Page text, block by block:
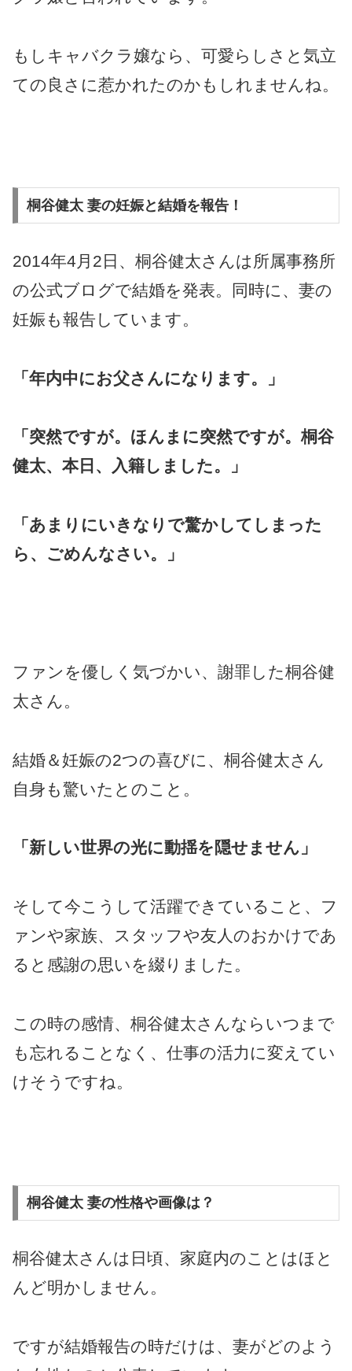
もしキャバクラ嬢なら、可愛らしさと気立
ての良さに惹かれたのかもしれませんね。
桐谷健太 妻の妊娠と結婚を報告！
2014年4月2日、桐谷健太さんは所属事務所
の公式ブログで結婚を発表。同時に、妻の
妊娠も報告しています。
「年内中にお父さんになります。」
「突然ですが。ほんまに突然ですが。桐谷
健太、本日、入籍しました。」
「あまりにいきなりで驚かしてしまった
ら、ごめんなさい。」
ファンを優しく気づかい、謝罪した桐谷健
太さん。
結婚＆妊娠の2つの喜びに、桐谷健太さん
自身も驚いたとのこと。
「新しい世界の光に動揺を隠せません」
そして今こうして活躍できていること、フ
ァンや家族、スタッフや友人のおかけであ
ると感謝の思いを綴りました。
この時の感情、桐谷健太さんならいつまで
も忘れることなく、仕事の活力に変えてい
けそうですね。
桐谷健太 妻の性格や画像は？
桐谷健太さんは日頃、家庭内のことはほと
んど明かしません。
ですが結婚報告の時だけは、妻がどのよう